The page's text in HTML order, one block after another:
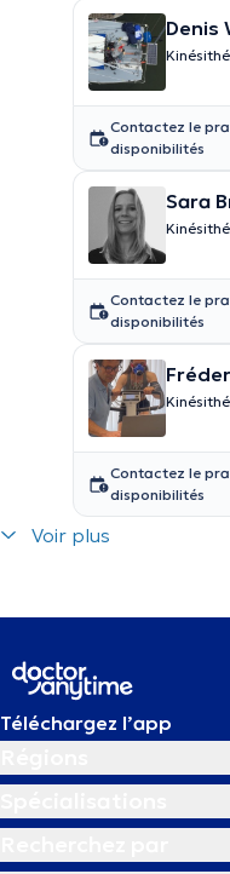
Denis
Contactez le
disponibilités
Sara
Contactez le
disponibilités
Contactez le
disponibilités
Voir plus
Téléchargez l’app